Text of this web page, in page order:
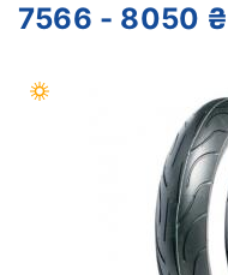
7566 - 8050 ₴